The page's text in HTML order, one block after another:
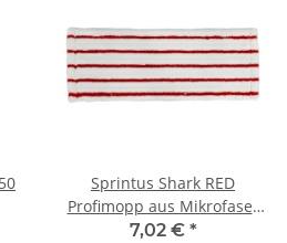
Sprintus Shark RED
Profimopp aus Mikrofaser
40cm
7,02 € *